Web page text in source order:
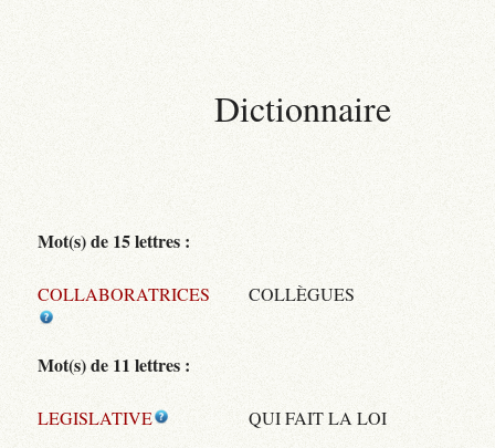
Dictionnaire
Mot(s) de 15 lettres :
COLLABORATRICES COLLÈGUES
Mot(s) de 11 lettres :
LEGISLATIVE QUI FAIT LA LOI